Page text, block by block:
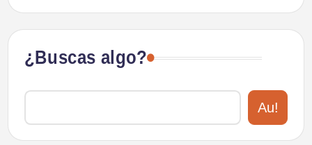
¿Buscas algo?
Au!